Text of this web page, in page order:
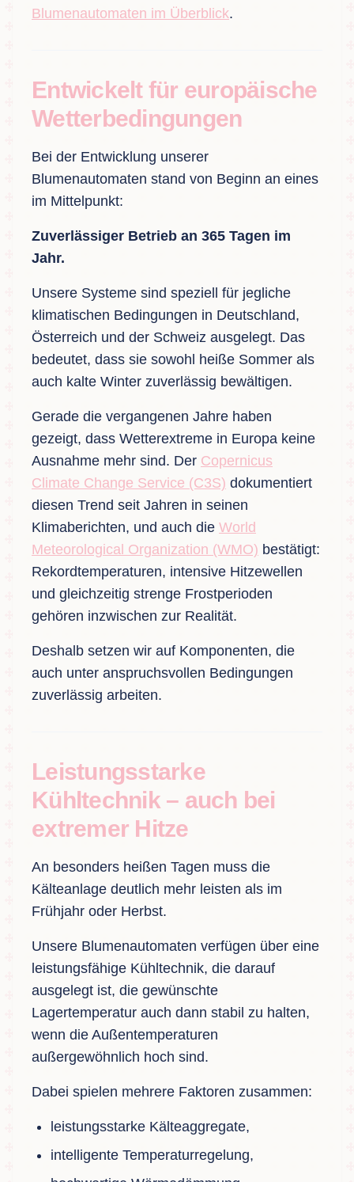
Blumenautomaten im Überblick.
Entwickelt für europäische
Wetterbedingungen
Bei der Entwicklung unserer
Blumenautomaten stand von Beginn an eines
im Mittelpunkt:
Zuverlässiger Betrieb an 365 Tagen im
Jahr.
Unsere Systeme sind speziell für jegliche
klimatischen Bedingungen in Deutschland,
Österreich und der Schweiz ausgelegt. Das
bedeutet, dass sie sowohl heiße Sommer als
auch kalte Winter zuverlässig bewältigen.
Gerade die vergangenen Jahre haben
gezeigt, dass Wetterextreme in Europa keine
Ausnahme mehr sind. Der Copernicus
Climate Change Service (C3S) dokumentiert
diesen Trend seit Jahren in seinen
Klimaberichten, und auch die World
Meteorological Organization (WMO) bestätigt:
Rekordtemperaturen, intensive Hitzewellen
und gleichzeitig strenge Frostperioden
gehören inzwischen zur Realität.
Deshalb setzen wir auf Komponenten, die
auch unter anspruchsvollen Bedingungen
zuverlässig arbeiten.
Leistungsstarke
Kühltechnik – auch bei
extremer Hitze
An besonders heißen Tagen muss die
Kälteanlage deutlich mehr leisten als im
Frühjahr oder Herbst.
Unsere Blumenautomaten verfügen über eine
leistungsfähige Kühltechnik, die darauf
ausgelegt ist, die gewünschte
Lagertemperatur auch dann stabil zu halten,
wenn die Außentemperaturen
außergewöhnlich hoch sind.
Dabei spielen mehrere Faktoren zusammen:
leistungsstarke Kälteaggregate,
intelligente Temperaturregelung,